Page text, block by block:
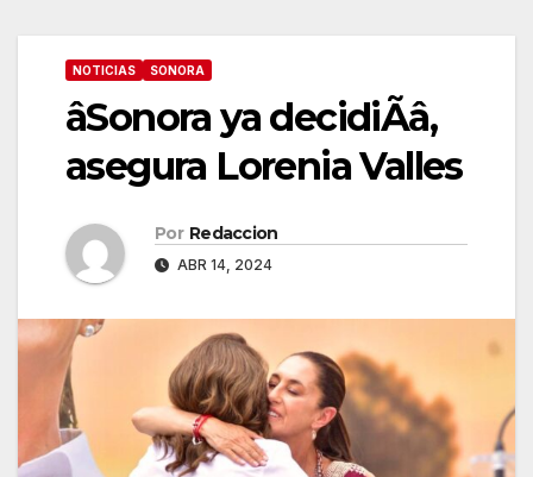
NOTICIAS SONORA
âSonora ya decidiÃâ,
asegura Lorenia Valles
Por Redaccion
ABR 14, 2024